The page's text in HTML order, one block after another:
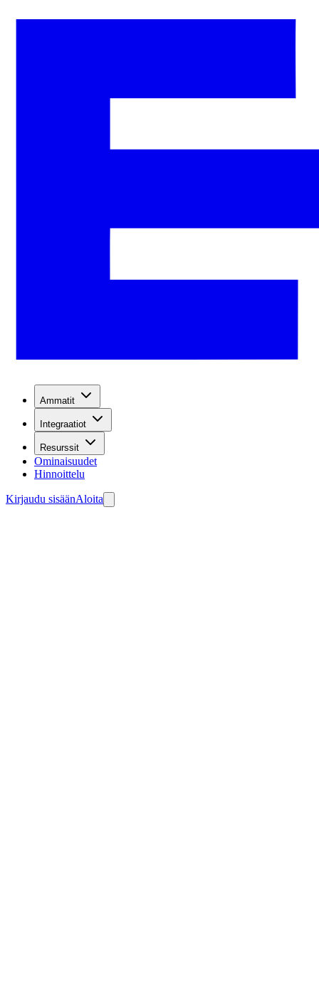
Ammatit
Integraatiot
Resurssit
Ominaisuudet
Hinnoittelu
Kirjaudu sisäänAloita